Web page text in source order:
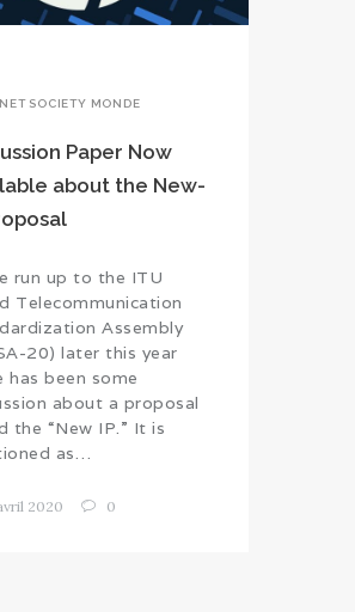
SOCIETY MONDE
Paper Now
about the New-
run up to the ITU
Telecommunication
Assembly
20) later this year
has been some
about a proposal
the “New IP.” It is
as…
2020 0